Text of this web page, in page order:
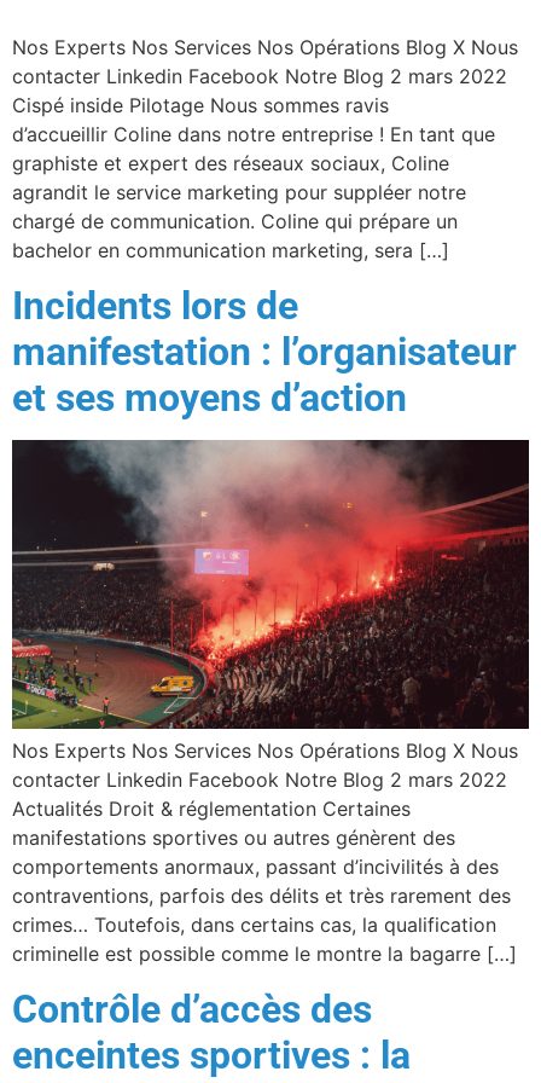
Nos Experts Nos Services Nos Opérations Blog X Nous
contacter Linkedin Facebook Notre Blog 2 mars 2022
Cispé inside Pilotage Nous sommes ravis
d’accueillir Coline dans notre entreprise ! En tant que
graphiste et expert des réseaux sociaux, Coline
agrandit le service marketing pour suppléer notre
chargé de communication. Coline qui prépare un
bachelor en communication marketing, sera […]
Incidents lors de
manifestation : l’organisateur
et ses moyens d’action
Nos Experts Nos Services Nos Opérations Blog X Nous
contacter Linkedin Facebook Notre Blog 2 mars 2022
Actualités Droit & réglementation Certaines
manifestations sportives ou autres génèrent des
comportements anormaux, passant d’incivilités à des
contraventions, parfois des délits et très rarement des
crimes… Toutefois, dans certains cas, la qualification
criminelle est possible comme le montre la bagarre […]
Contrôle d’accès des
enceintes sportives : la